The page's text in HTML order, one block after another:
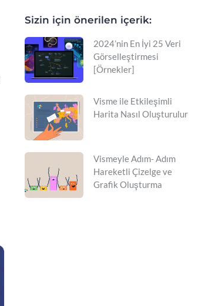
Sizin için önerilen içerik:
2024’nin En İyi 25 Veri
Görselleştirmesi
[Örnekler]
Visme ile Etkileşimli
Harita Nasıl Oluşturulur
Vismeyle Adım- Adım
Hareketli Çizelge ve
Grafik Oluşturma